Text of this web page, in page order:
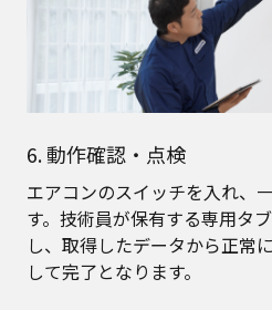
6. 動作確認・点検
エアコンのスイッチを入れ、
す。技術員が保有する専用タ
し、取得したデータから正常
して完了となります。